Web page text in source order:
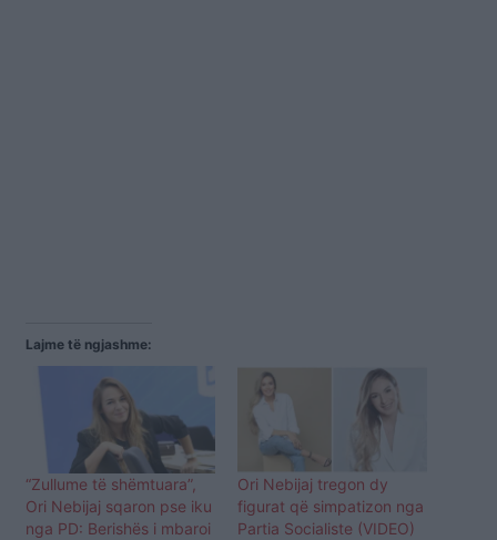
Lajme të ngjashme:
“Zullume të shëmtuara”,
Ori Nebijaj sqaron pse iku
nga PD: Berishës i mbaroi
Ori Nebijaj tregon dy
figurat që simpatizon nga
Partia Socialiste (VIDEO)